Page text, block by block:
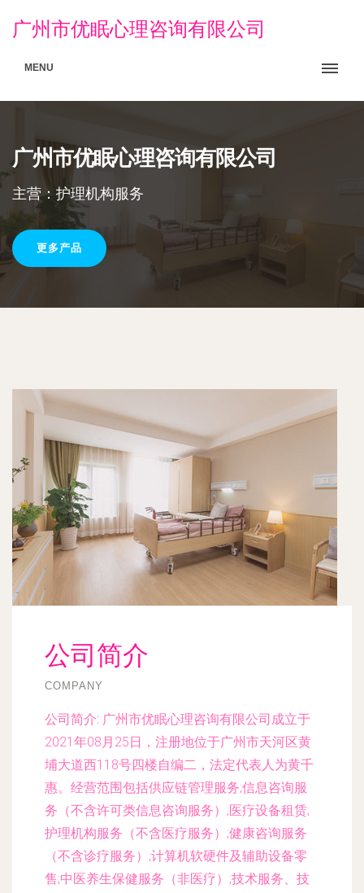
广州市优眠心理咨询有限公司
MENU
广州市优眠心理咨询有限公司
主营：护理机构服务
更多产品
公司简介
COMPANY
公司简介: 广州市优眠心理咨询有限公司成立于
2021年08月25日，注册地位于广州市天河区黄
埔大道西118号四楼自编二，法定代表人为黄千
惠。经营范围包括供应链管理服务;信息咨询服
务（不含许可类信息咨询服务）;医疗设备租赁;
护理机构服务（不含医疗服务）;健康咨询服务
（不含诊疗服务）;计算机软硬件及辅助设备零
售;中医养生保健服务（非医疗）;技术服务、技